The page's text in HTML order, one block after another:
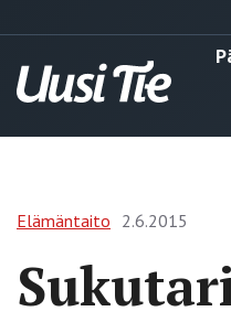
Elämäntaito 2.6.2015